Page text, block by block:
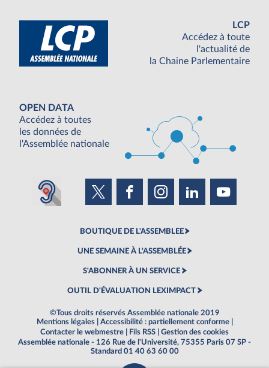
LCP
Accédez à toute
l'actualité de
la Chaine Parlementaire
OPEN DATA
Accédez à toutes
les données de
l'Assemblée nationale
BOUTIQUE DE L'ASSEMBLEE
UNE SEMAINE À L'ASSEMBLÉE
S'ABONNER À UN SERVICE
OUTIL D'ÉVALUATION LEXIMPACT
©Tous droits réservés Assemblée nationale 2019
Mentions légales
Accessibilité : partiellement conforme
Contacter le webmestre
Fils RSS
Gestion des cookies
Assemblée nationale - 126 Rue de l'Université, 75355 Paris 07 SP -
Standard 01 40 63 60 00